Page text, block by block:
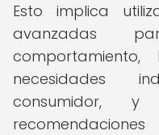
Esto implica
avanzadas
necesidades
consumidor,